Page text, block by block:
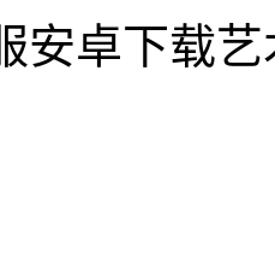
安卓下载